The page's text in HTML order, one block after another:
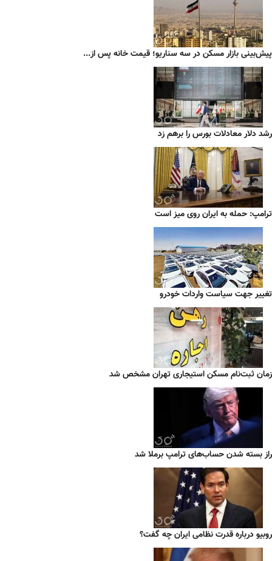
پیش‌بینی بازار مسکن در سه سناریو؛ قیمت خانه پس از...
رشد دلار معادلات بورس را برهم زد
ترامپ: حمله به ایران روی میز است
تغییر جهت سیاست واردات خودرو
زمان ثبت‌نام مسکن استیجاری تهران مشخص شد
راز بسته شدن حساب‌های ترامپ برملا شد
روبیو درباره قدرت نظامی ایران چه گفت؟